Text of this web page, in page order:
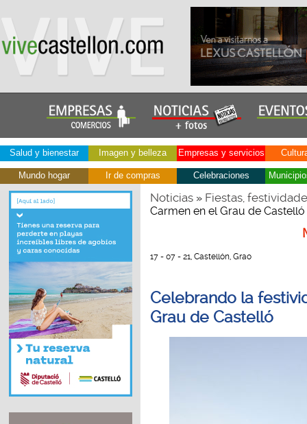
Salud y bienestar Imagen y belleza Empresas y servicios
Mundo hogar Ir de compras Celebraciones
Noticias» Fiestas,
Carmen en el Grau de Castelló
17 - 07 - 21, Castellón, Grao
Celebrando la
Grau de Castelló